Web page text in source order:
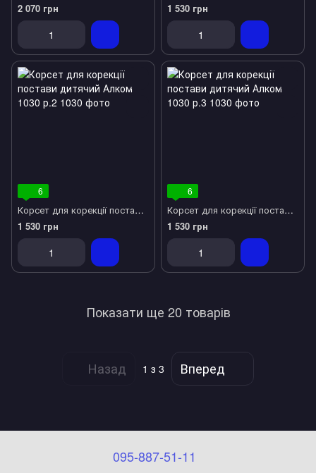
2 070 грн
1 530 грн
6
Корсет для корекції постави дитячий Алком 1030 р.2
1 530 грн
6
Корсет для корекції постави дитячий Алком 1030 р.3
1 530 грн
Показати ще 20 товарів
Назад 1 з 3 Вперед
095-887-51-11